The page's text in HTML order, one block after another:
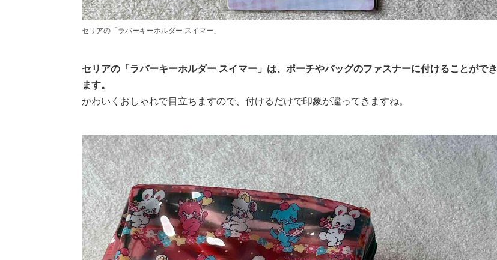
セリアの「ラバーキーホルダー スイマー」
セリアの「ラバーキーホルダー スイマー」は、ポーチやバッグのファスナーに付けることができ
ます。
かわいくおしゃれで目立ちますので、付けるだけで印象が違ってきますね。